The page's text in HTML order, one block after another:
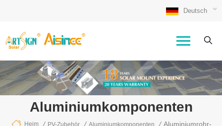
Deutsch
Aluminiumkomponenten
Heim / / / Aluminiumrohr-